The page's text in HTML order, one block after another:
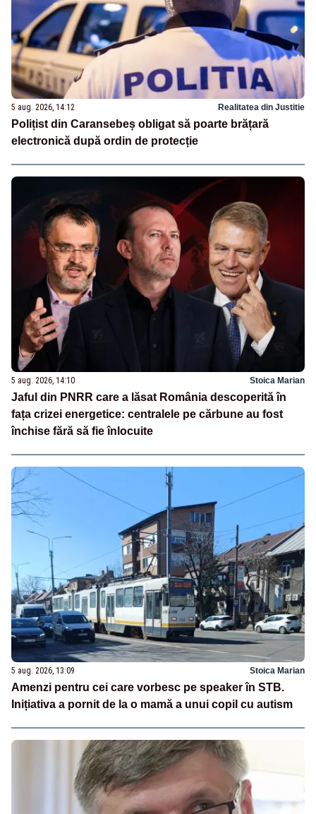
5 aug. 2026, 14:12 Realitatea din Justitie
Polițist din Caransebeș obligat să poarte brățară
electronică după ordin de protecție
5 aug. 2026, 14:10 Stoica Marian
Jaful din PNRR care a lăsat România descoperită în
fața crizei energetice: centralele pe cărbune au fost
închise fără să fie înlocuite
5 aug. 2026, 13:09 Stoica Marian
Amenzi pentru cei care vorbesc pe speaker în STB.
Inițiativa a pornit de la o mamă a unui copil cu autism